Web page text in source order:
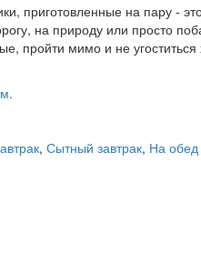
приготовленные на пару -
на природу или просто
пройти мимо и не
, Сытный завтрак, На обед